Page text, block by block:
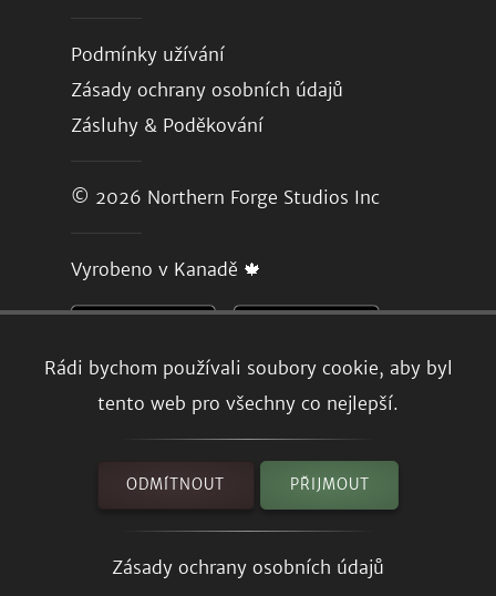
Rádi bychom používali soubory cookie, aby byl
tento web pro všechny co nejlepší.
ODMÍTNOUT PŘIJMOUT
Zásady ochrany osobních údajů
Podmínky užívání
Zásady ochrany osobních údajů
Zásluhy & Poděkování
© 2026 Northern Forge Studios Inc
Vyrobeno v Kanadě 🍁